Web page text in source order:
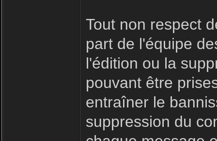
Tout non respect
part de l'équipe
l'édition ou la
pouvant être
entraîner le
suppression du